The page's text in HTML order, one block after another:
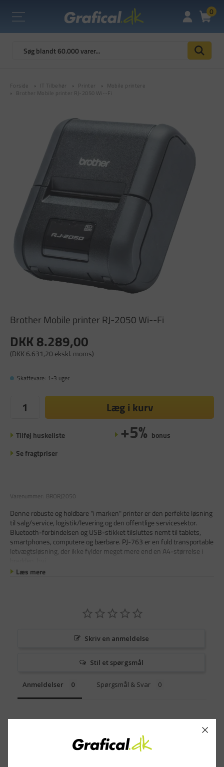
0
Forside IT Tilbehør Printer
Mobile printere
Brother Mobile printer RJ-2050 Wi--Fi
Brother Mobile printer RJ-2050 Wi--Fi
DKK 8.289,00
(DKK 6.631,20 ekskl. moms)
Skaffevare: 1-3 uger
Læg i kurv
Tilføj huskeliste +5% bonus
Se fragtpriser
Varenummer: BRORJ2050
Denne robuste og holdbare "i marken" printer er den perfekte løsning
til salg/service, logistik/levering og den offentlige servicesektor.
Bluetooth-forbindelsen og USB-stikket tilsluttes nemt til tablets,
smartphones, computere og bærbare. PJ-763 er en fuld transportable
letvægtsløsning, der ikke fylder meget mere end en A4-størrelse i
Læs mere
Skriv en anmeldelse
Stil et spørgsmål
Anmeldelser Spørgsmål & Svar